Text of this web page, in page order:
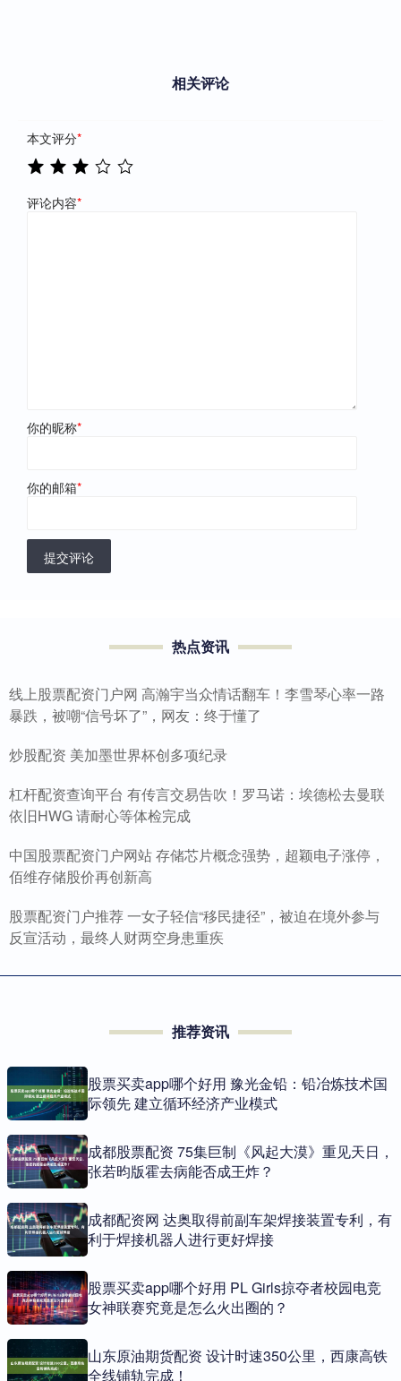
相关评论
本文评分*
评论内容*
你的昵称*
你的邮箱*
提交评论
热点资讯
线上股票配资门户网 高瀚宇当众情话翻车！李雪琴心率一路
暴跌，被嘲“信号坏了”，网友：终于懂了
炒股配资 美加墨世界杯创多项纪录
杠杆配资查询平台 有传言交易告吹！罗马诺：埃德松去曼联
依旧HWG 请耐心等体检完成
中国股票配资门户网站 存储芯片概念强势，超颖电子涨停，
佰维存储股价再创新高
股票配资门户推荐 一女子轻信“移民捷径”，被迫在境外参与
反宣活动，最终人财两空身患重疾
推荐资讯
股票买卖app哪个好用 豫光金铅：铅冶炼技术国
际领先 建立循环经济产业模式
成都股票配资 75集巨制《风起大漠》重见天日，
张若昀版霍去病能否成王炸？
成都配资网 达奥取得前副车架焊接装置专利，有
利于焊接机器人进行更好焊接
股票买卖app哪个好用 PL Girls掠夺者校园电竞
女神联赛究竟是怎么火出圈的？
山东原油期货配资 设计时速350公里，西康高铁
全线铺轨完成！